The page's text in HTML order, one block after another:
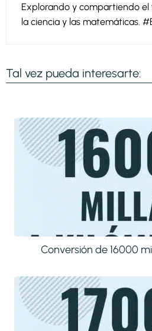
Explorando y compartiendo
la ciencia y las matemáticas.
Tal vez pueda interesarte:
Conversión de 16000